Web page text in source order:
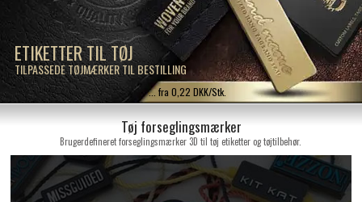
ETIKETTER TIL TØJ
TILPASSEDE TØJMÆRKER TIL BESTILLING
... fra 0,22 DKK/Stk.
Tøj forseglingsmærker
Brugerdefineret forseglingsmærker 3D til tøj etiketter og tøjtilbehør.